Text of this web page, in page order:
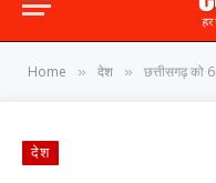
Home » देश » छत्तीसगढ़ को
देश